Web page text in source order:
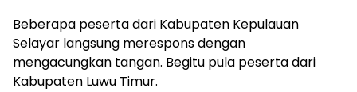
Beberapa peserta dari Kabupaten Kepulauan
Selayar langsung merespons dengan
mengacungkan tangan. Begitu pula peserta dari
Kabupaten Luwu Timur.